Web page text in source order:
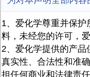
1、爱化学尊重并保
料，未经您的许可，
2、爱化学提供的产
真实性、合法性和准
担任何商业和法律责任